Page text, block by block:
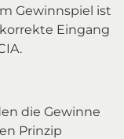
Gewinnspiel ist
Eingang
die Gewinne
Prinzip